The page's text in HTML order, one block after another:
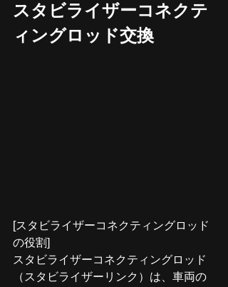
スタビライザーコネクテ
ィングロッド交換
[スタビライザーコネクティングロッド
の役割]
スタビライザーコネクティングロッド
（スタビライザーリンク）は、車両の